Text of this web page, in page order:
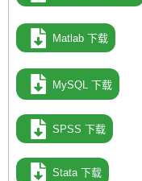
Matlab 下载
MySQL 下载
SPSS 下载
Stata 下载